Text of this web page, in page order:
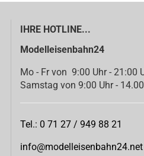
IHRE HOTLINE...
Modelleisenbahn24
Mo - Fr von 9:00 Uhr - 21:00
Samstag von 9:00 Uhr -
Tel.: 0 71 27 / 949 88 21
info@modelleisenbahn24.net